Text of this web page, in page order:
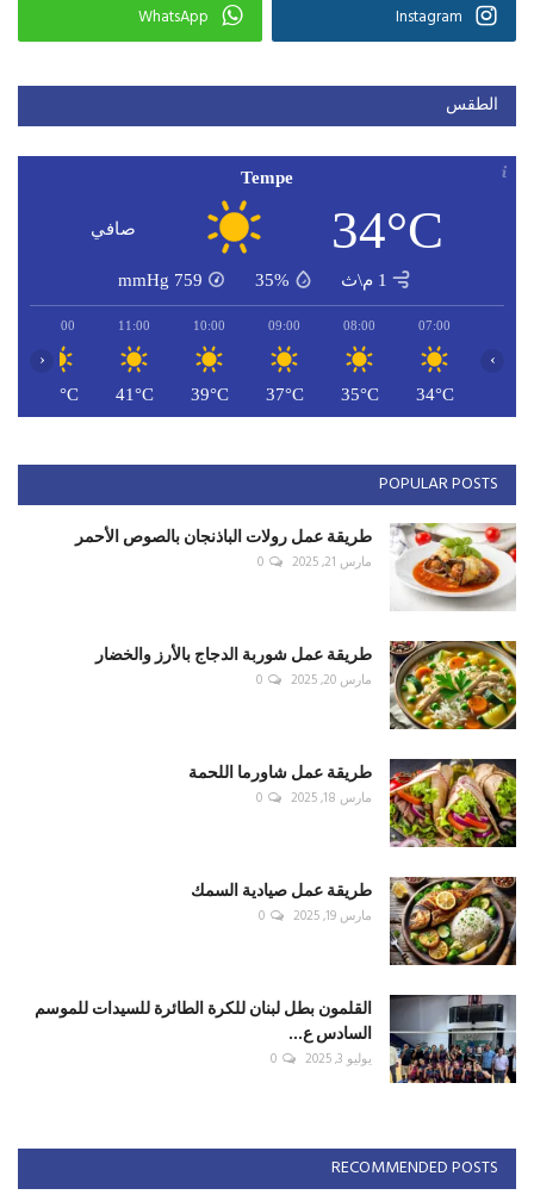
Instagram
WhatsApp
الطقس
Tempe
34°C صافي
1 م\ث 35%
759
mmHg
07:00
34°C
08:00
35°C
09:00
37°C
10:00
39°C
11:00
41°C
12:00
42°C
‹ ›
POPULAR POSTS
طريقة عمل رولات الباذنجان بالصوص الأحمر
مارس 21, 2025 0
طريقة عمل شوربة الدجاج بالأرز والخضار
مارس 20, 2025 0
طريقة عمل شاورما اللحمة
مارس 18, 2025 0
طريقة عمل صيادية السمك
مارس 19, 2025 0
القلمون بطل لبنان للكرة الطائرة للسيدات للموسم
السادس ع...
يوليو 3, 2025 0
RECOMMENDED POSTS